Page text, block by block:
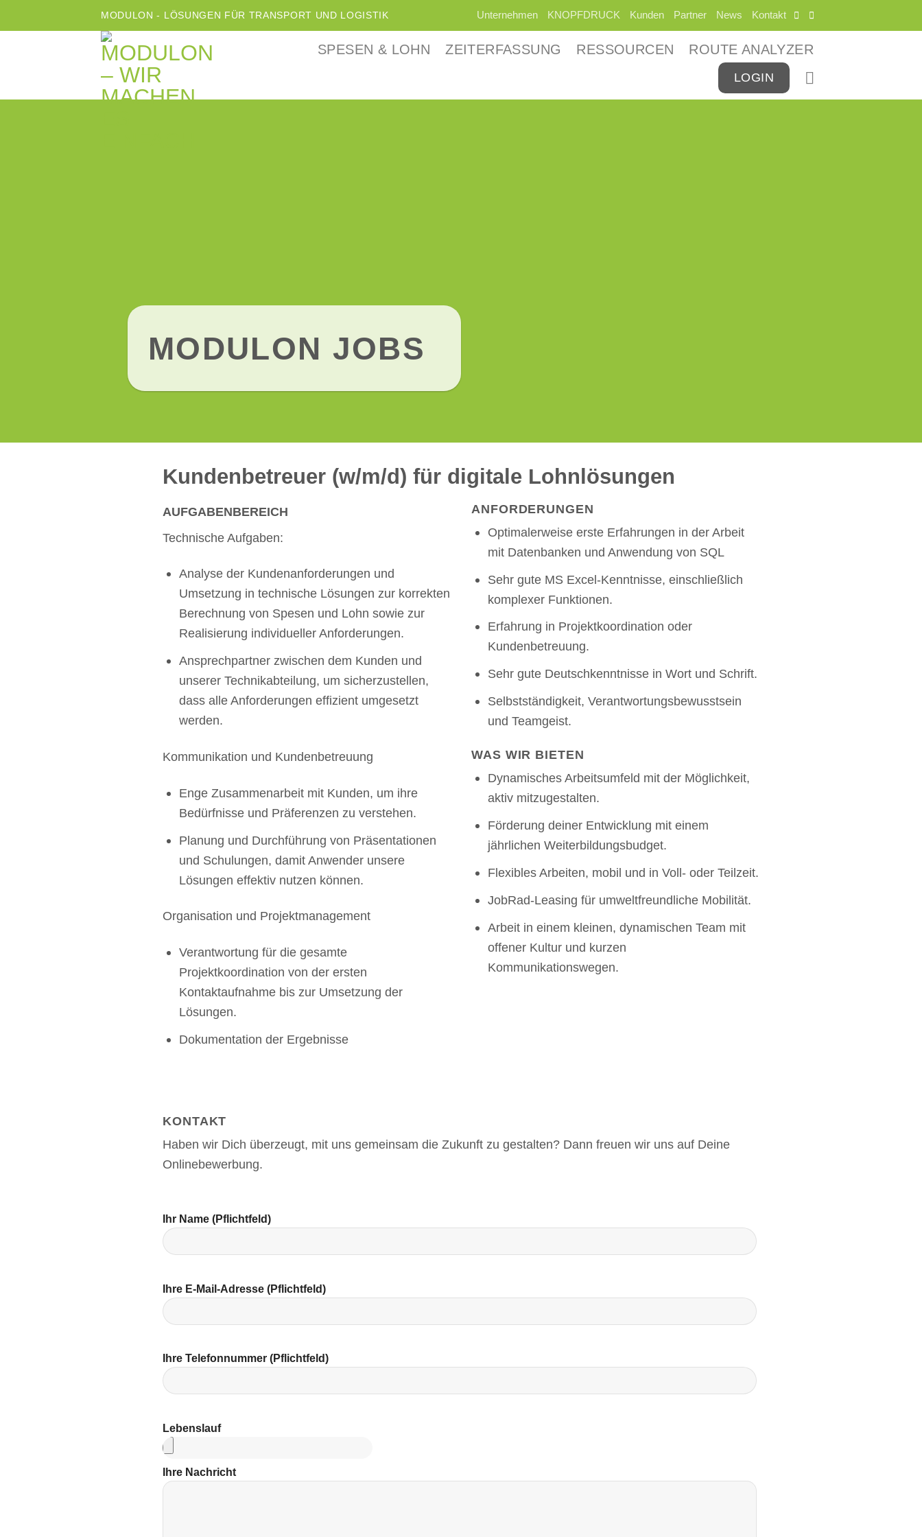
to
MODULON - LÖSUNGEN FÜR TRANSPORT UND LOGISTIK Unternehmen KNOPFDRUCK Kunden Partner News Kontakt
SPESEN & LOHN ZEITERFASSUNG RESSOURCEN ROUTE ANALYZER
LOGIN
MODULON JOBS
Kundenbetreuer (w/m/d) für digitale Lohnlösungen
AUFGABENBEREICH
Technische Aufgaben:
Analyse der Kundenanforderungen und
Umsetzung in technische Lösungen zur korrekten
Berechnung von Spesen und Lohn sowie zur
Realisierung individueller Anforderungen.
Ansprechpartner zwischen dem Kunden und
unserer Technikabteilung, um sicherzustellen,
dass alle Anforderungen effizient umgesetzt
werden.
Kommunikation und Kundenbetreuung
Enge Zusammenarbeit mit Kunden, um ihre
Bedürfnisse und Präferenzen zu verstehen.
Planung und Durchführung von Präsentationen
und Schulungen, damit Anwender unsere
Lösungen effektiv nutzen können.
Organisation und Projektmanagement
Verantwortung für die gesamte
Projektkoordination von der ersten
Kontaktaufnahme bis zur Umsetzung der
Lösungen.
Dokumentation der Ergebnisse
ANFORDERUNGEN
Optimalerweise erste Erfahrungen in der Arbeit
mit Datenbanken und Anwendung von SQL
Sehr gute MS Excel-Kenntnisse, einschließlich
komplexer Funktionen.
Erfahrung in Projektkoordination oder
Kundenbetreuung.
Sehr gute Deutschkenntnisse in Wort und Schrift.
Selbstständigkeit, Verantwortungsbewusstsein
und Teamgeist.
WAS WIR BIETEN
Dynamisches Arbeitsumfeld mit der Möglichkeit,
aktiv mitzugestalten.
Förderung deiner Entwicklung mit einem
jährlichen Weiterbildungsbudget.
Flexibles Arbeiten, mobil und in Voll- oder Teilzeit.
JobRad-Leasing für umweltfreundliche Mobilität.
Arbeit in einem kleinen, dynamischen Team mit
offener Kultur und kurzen
Kommunikationswegen.
KONTAKT
Haben wir Dich überzeugt, mit uns gemeinsam die Zukunft zu gestalten? Dann freuen wir uns auf Deine
Onlinebewerbung.
Ihr Name (Pflichtfeld)
Ihre E-Mail-Adresse (Pflichtfeld)
Ihre Telefonnummer (Pflichtfeld)
Lebenslauf
Ihre Nachricht